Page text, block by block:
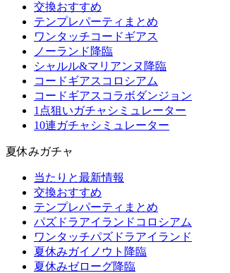
交換おすすめ
テンプレパーティまとめ
ワンタッチコードギアス
ノーランド降臨
シャルル&マリアンヌ降臨
コードギアスコロシアム
コードギアスコラボダンジョン
1点狙いガチャシミュレーター
10連ガチャシミュレーター
夏休みガチャ
当たりと最新情報
交換おすすめ
テンプレパーティまとめ
パズドラアイランドコロシアム
ワンタッチパズドラアイランド
夏休みガイノウト降臨
夏休みゼローグ降臨